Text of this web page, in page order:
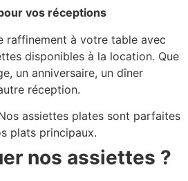
vos réceptions
raffinement à votre table avec
disponibles à la location. Que
un anniversaire, un dîner
réception.
assiettes plates sont parfaites
plats principaux.
nos assiettes ?